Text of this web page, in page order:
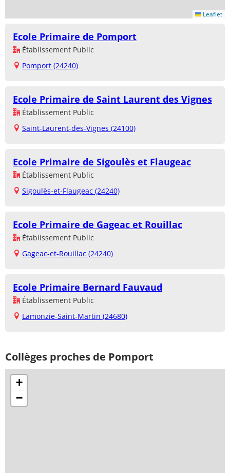
Leaflet
Ecole Primaire de Pomport
Établissement Public
Pomport (24240)
Ecole Primaire de Saint Laurent des Vignes
Établissement Public
Saint-Laurent-des-Vignes (24100)
Ecole Primaire de Sigoulès et Flaugeac
Établissement Public
Sigoulès-et-Flaugeac (24240)
Ecole Primaire de Gageac et Rouillac
Établissement Public
Gageac-et-Rouillac (24240)
Ecole Primaire Bernard Fauvaud
Établissement Public
Lamonzie-Saint-Martin (24680)
Collèges proches de Pomport
+
−